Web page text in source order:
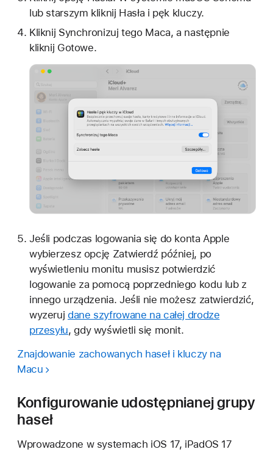
lub starszym kliknij Hasła i pęk kluczy.
Kliknij Synchronizuj tego Maca, a następnie
kliknij Gotowe.
Jeśli podczas logowania się do konta Apple
wybierzesz opcję Zatwierdź później, po
wyświetleniu monitu musisz potwierdzić
logowanie za pomocą poprzedniego kodu lub z
innego urządzenia. Jeśli nie możesz zatwierdzić,
wyzeruj dane szyfrowane na całej drodze
przesyłu, gdy wyświetli się monit.
Znajdowanie zachowanych haseł i kluczy na
Macu
Konfigurowanie udostępnianej grupy
haseł
Wprowadzone w systemach iOS 17, iPadOS 17